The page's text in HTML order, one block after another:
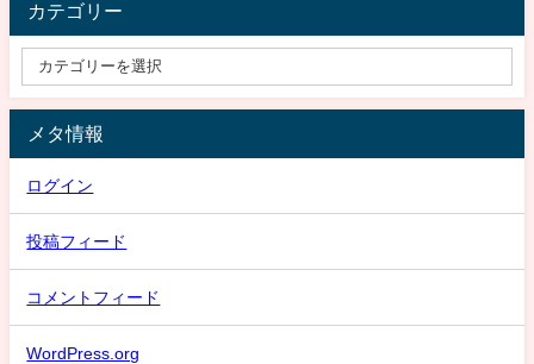
カテゴリー
メタ情報
ログイン
投稿フィード
コメントフィード
WordPress.org